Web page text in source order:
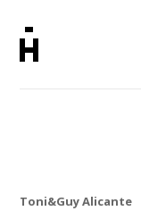
Toni&Guy Alicante